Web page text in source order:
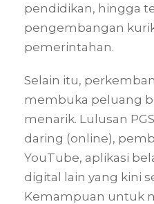
pendidikan, hingga
pengembangan
pemerintahan.
Selain itu,
membuka peluang
menarik. Lulusan
daring (online),
YouTube, aplikasi
digital lain yang kini
Kemampuan untuk